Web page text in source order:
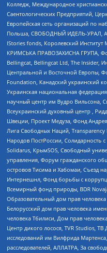
Колледж, Международное
Саентологических Предприятий,
Европейская сеть организаций по
Польша, СВОБОДНЫЙ ИДЕЛЬ-УРАЛ,
IStories fonds, Королевский
КРИМСЬКА ПРАВОЗАХИСНА ГРУПА,
Bellingcat, Bellingcat Ltd, The Insider,
Центральной и Восточной Европы,
Foundation, Канадский украинский
Украинская национальная
научный центр им Вудро Вильсона,
Всеукраинский духовный центр ,
Швеции, Проект Медуза, Фонд
Лига Свободных Наций,
Народов ПостРоссии, Солидарность
Solidarus, КрымSOS, Свободный
управления, Форум гражданского
островов Тисима и Хабомаи, Съезд
Интернешнл, Фонд борьбы с
Всемирный фонд природы, BDR
Образовательный дом прав
Белорусский дом прав человека
человека Тбилиси, Дом прав
Центр дикого лосося, TVR Studios,
исследований им Вилфрида
расследователей, АЛЛАТРА, За